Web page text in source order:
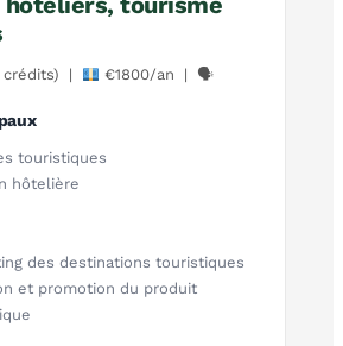
crédits) | €1800/an | 🗣
touristiques
hôtelière
des destinations touristiques
et promotion du produit